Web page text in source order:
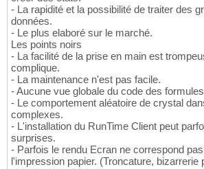
- La rapidité et la possibilité de traiter des
données.
- Le plus elaboré sur le marché.
Les points noirs
- La facilité de la prise en main est
complique.
- La maintenance n'est pas facile.
- Aucune vue globale du code des
- Le comportement aléatoire de crystal
complexes.
- L'installation du RunTime Client peut
surprises.
- Parfois le rendu Ecran ne correspond
l'impression papier. (Troncature, bizarrerie